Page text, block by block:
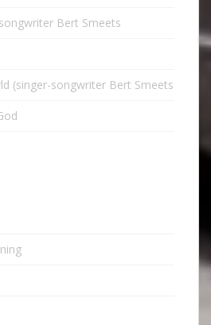
Bert Smeets
(singer-songwriter Bert Smeets